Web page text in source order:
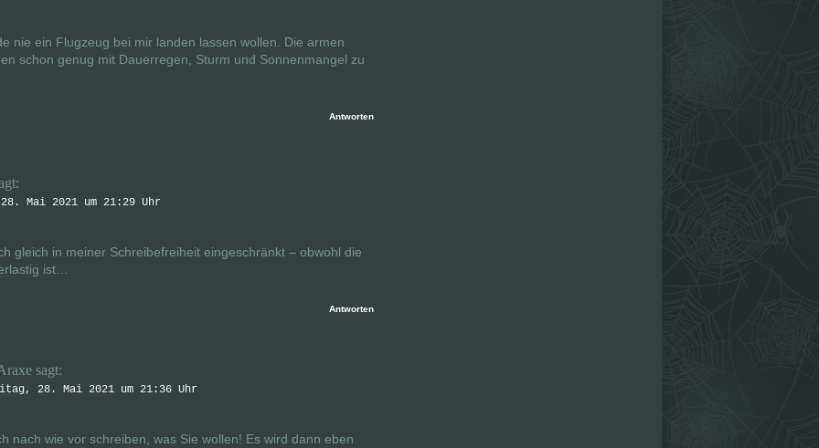
nie ein Flugzeug bei mir landen lassen wollen. Die armen
schon genug mit Dauerregen, Sturm und Sonnenmangel zu
Antworten
Mai 2021 um 21:29 Uhr
gleich in meiner Schreibefreiheit eingeschränkt – obwohl die
ist…
Antworten
sagt:
28. Mai 2021 um 21:36 Uhr
nach wie vor schreiben, was Sie wollen! Es wird dann eben